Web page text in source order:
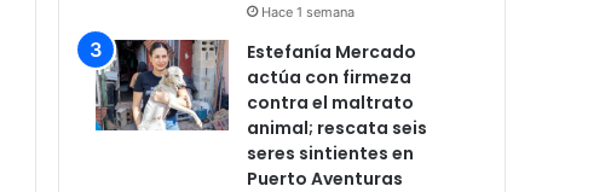
Hace 1 semana
Estefanía Mercado
actúa con firmeza
contra el maltrato
animal; rescata seis
seres sintientes en
Puerto Aventuras